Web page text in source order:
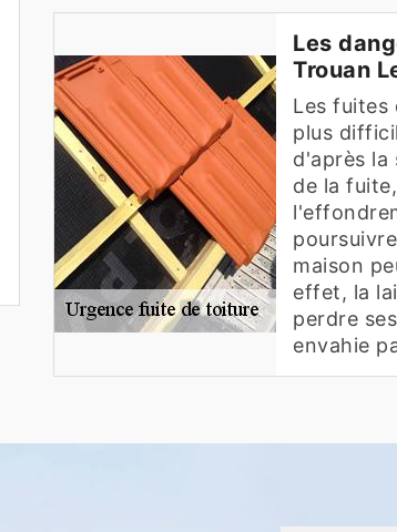
Les
Trouan
Les fuites
plus
d'après la
de la
maison
effet, la
perdre
envahie